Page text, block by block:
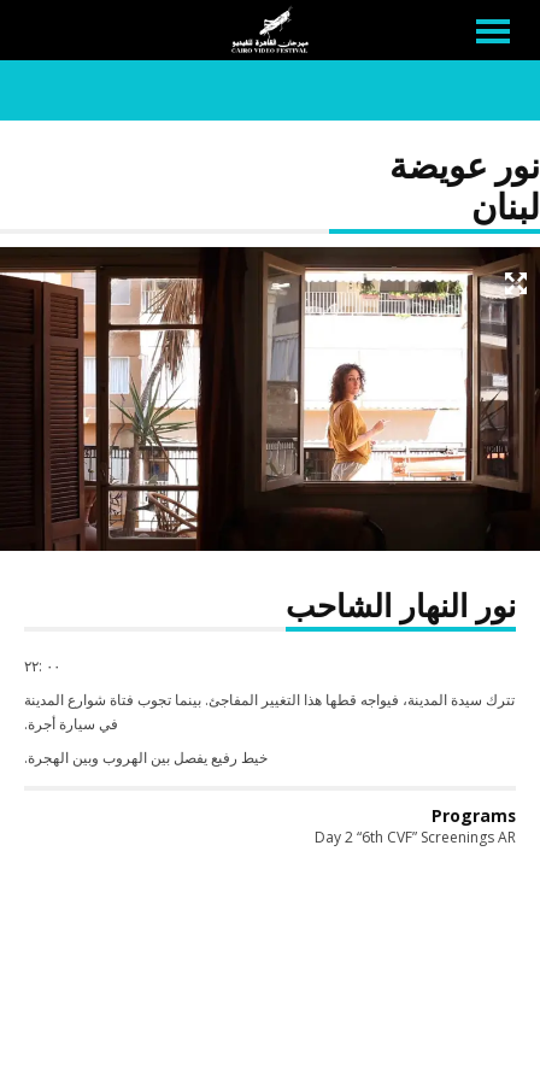
نور عويضة
لبنان
نور النهار الشاحب
٠٠ :٢٢
تترك سيدة المدينة، فيواجه قطها هذا التغيير المفاجئ. بينما تجوب فتاة شوارع المدينة
في سيارة أجرة.
خيط رفيع يفصل بين الهروب وبين الهجرة.
Programs
Day 2 “6th CVF” Screenings AR